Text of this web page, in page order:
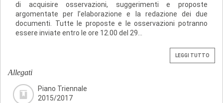
di acquisire osservazioni, suggerimenti e proposte
argomentate per l’elaborazione e la redazione dei due
documenti. Tutte le proposte e le osservazioni potranno
essere inviate entro le ore 12.00 del 29...
LEGGI TUTTO
Allegati
Piano Triennale
2015/2017